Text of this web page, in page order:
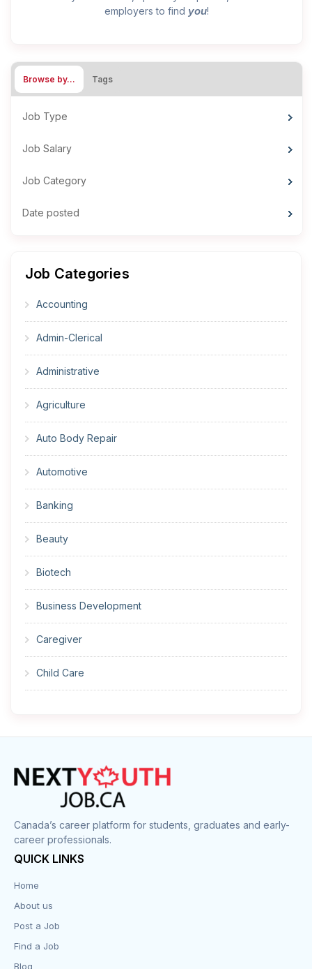
employers to find you!
Browse by… Tags
Job Type
Job Salary
Job Category
Date posted
Job Categories
Accounting
Admin-Clerical
Administrative
Agriculture
Auto Body Repair
Automotive
Banking
Beauty
Biotech
Business Development
Caregiver
Child Care
Construction
Cook
Corrections
Customer Service
Design
Distribution-Shipping
Canada’s career platform for students, graduates and early-
career professionals.
QUICK LINKS
Home
About us
Post a Job
Find a Job
Blog